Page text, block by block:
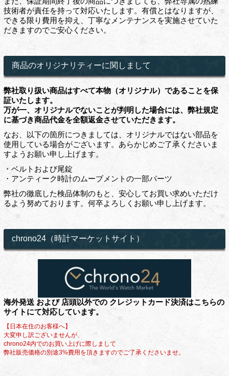
技術者が責任を持って対応いたします。有償とはなりますが、
できる限り費用を抑え、丁寧なメンテナンスを実施させていた
だきますのでご安心ください。
商品のオリジナリティーに関しまして
弊社取り扱い商品はすべて本物（オリジナル）であることを保
証いたします。
万が一、オリジナルでないことが判明した場合には、弊社規定
に基づき商品代金を全額返金させていただきます。
なお、以下の箇所につきましては、オリジナルではない部品を
使用している場合がございます。あらかじめご了承くださいま
すようお願い申し上げます。
・ベルトおよび尾錠
・アンティーク時計のムーブメントの一部パーツ
弊社の徹底した検品体制のもと、安心してお買い求めいただけ
るよう努めております。何卒よろしくお願い申し上げます。
chrono24（時計マーケットサイト）
海外発送 および 店頭以外での クレジットカード決済はこちらの
サイトにて対応しています。
【日本在住のお客様へ】
大変申し訳ございませんが、
chrono24内でのお買い上げに際しまして
弊社販売価格の別途3%費用を頂きますのでご了承くださいませ。